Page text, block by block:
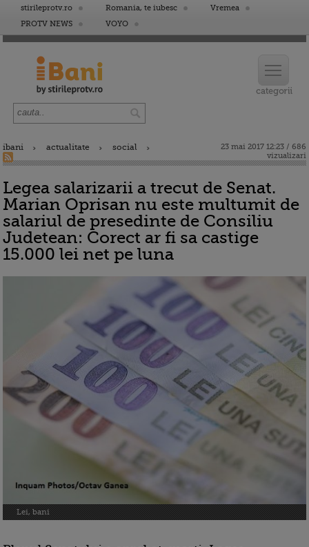
stirileprotv.ro Romania, te iubesc
Vremea
PROTV NEWS
VOYO
ibani actualitate social
23 mai 2017 12:23 / 686
vizualizari
Legea salarizarii a trecut de Senat.
Marian Oprisan nu este multumit de
salariul de presedinte de Consiliu
Judetean: Corect ar fi sa castige
15.000 lei net pe luna
Lei, bani